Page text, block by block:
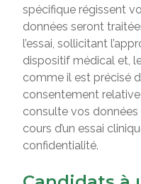
spécifique régissent
données seront
l’essai, sollicitant
dispositif médical et,
comme il est précisé
consentement relative
consulte vos
cours d’un essai
confidentialité.